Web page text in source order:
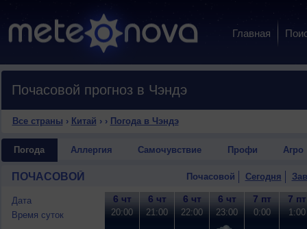
Главная
Почасовой прогноз в Чэндэ
Все страны › Китай › › Погода в Чэндэ
Погода Аллергия Самочувствие Профи Агро
ПОЧАСОВОЙ Почасовой Сегодня
Дата
Время суток
6 чт
20:00
6 чт
21:00
6 чт
22:00
6 чт
23:00
7 пт
0:00
7 пт
1:00